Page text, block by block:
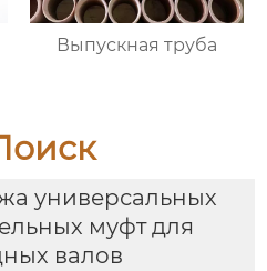
Выпускная труба
универсальных
муфт для
валов